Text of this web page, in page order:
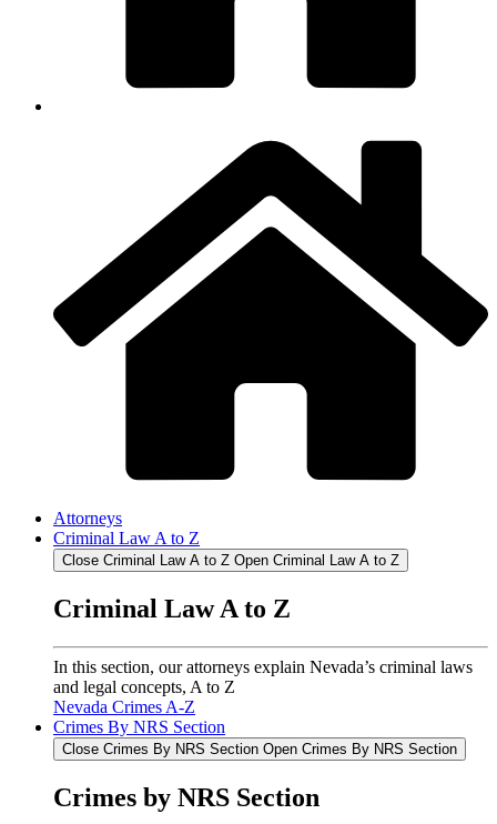
Attorneys
Criminal Law A to Z
Close Criminal Law A to Z Open Criminal Law A to Z
Criminal Law A to Z
In this section, our attorneys explain Nevada’s criminal laws
and legal concepts, A to Z
Nevada Crimes A-Z
Crimes By NRS Section
Close Crimes By NRS Section Open Crimes By NRS Section
Crimes by NRS Section